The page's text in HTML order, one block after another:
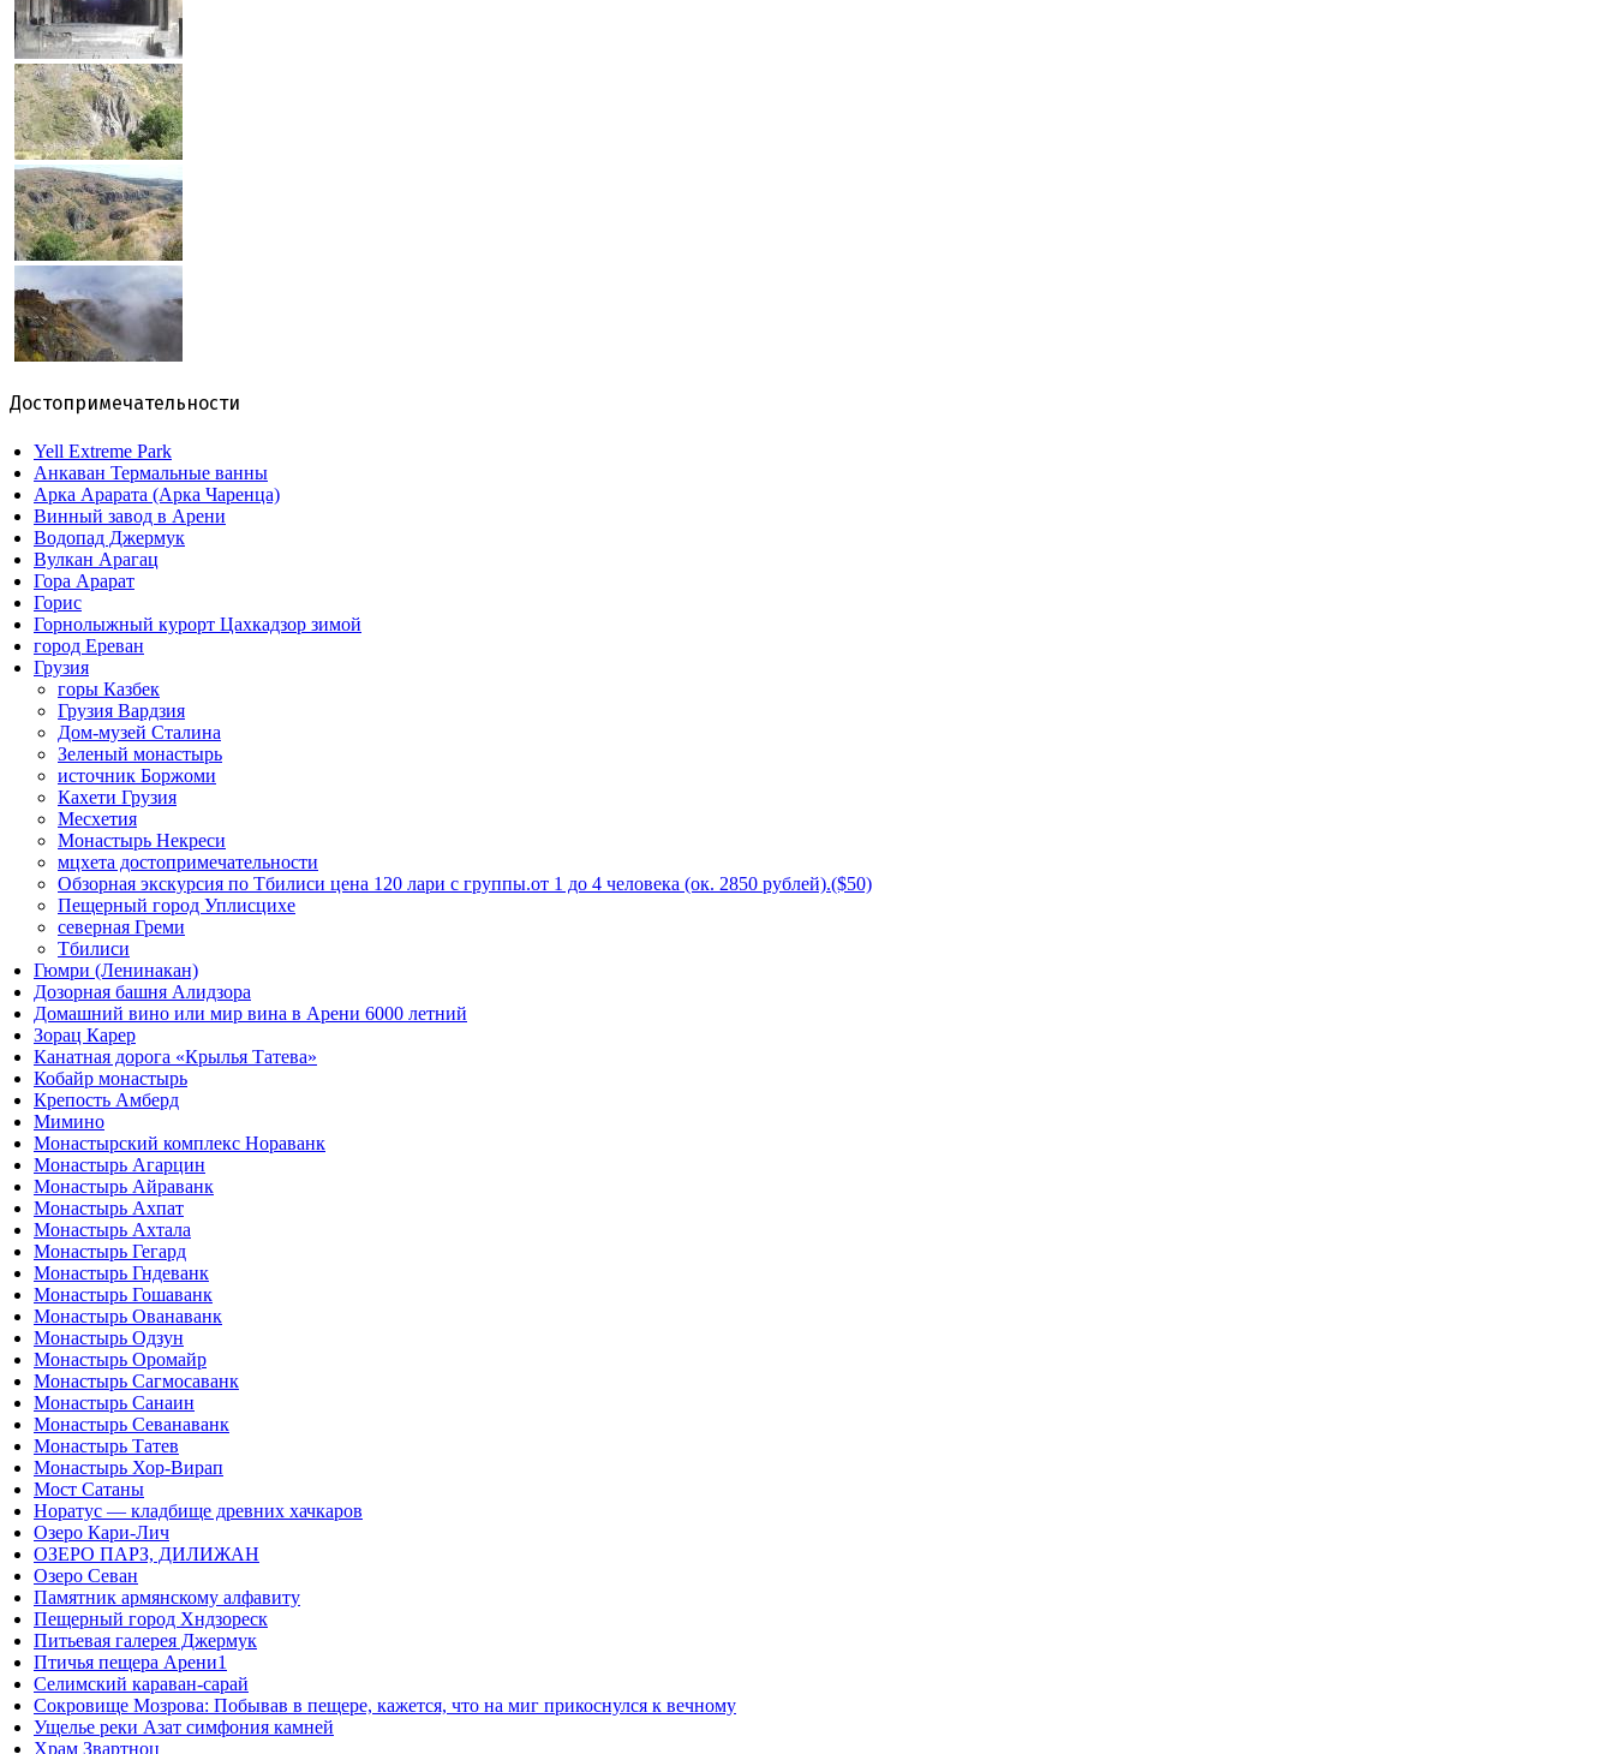
Достопримечательности
Yell Extreme Park
Анкаван Термальные ванны
Арка Арарата (Арка Чаренца)
Винный завод в Арени
Водопад Джермук
Вулкан Арагац
Гора Арарат
Горис
Горнолыжный курорт Цахкадзор зимой
город Ереван
Грузия
горы Казбек
Грузия Вардзия
Дом-музей Сталина
Зеленый монастырь
источник Боржоми
Кахети Грузия
Месхетия
Монастырь Некреси
мцхета достопримечательности
Обзорная экскурсия по Тбилиси цена 120 лари с группы.от 1 до 4 человека (ок. 2850 рублей).($50)
Пещерный город Уплисцихе
северная Греми
Тбилиси
Гюмри (Ленинакан)
Дозорная башня Алидзора
Домашний вино или мир вина в Арени 6000 летний
Зорац Карер
Канатная дорога «Крылья Татева»
Кобайр монастырь
Крепость Амберд
Мимино
Монастырский комплекс Нораванк
Монастырь Агарцин
Монастырь Айраванк
Монастырь Ахпат
Монастырь Ахтала
Монастырь Гегард
Монастырь Гндеванк
Монастырь Гошаванк
Монастырь Ованаванк
Монастырь Одзун
Монастырь Оромайр
Монастырь Сагмосаванк
Монастырь Санаин
Монастырь Севанаванк
Монастырь Татев
Монастырь Хор-Вирап
Мост Сатаны
Норатус — кладбище древних хачкаров
Озеро Кари-Лич
ОЗЕРО ПАРЗ, ДИЛИЖАН
Озеро Севан
Памятник армянскому алфавиту
Пещерный город Хндзореск
Питьевая галерея Джермук
Птичья пещера Арени1
Селимский караван-сарай
Сокровище Мозрова: Побывав в пещере, кажется, что на миг прикоснулся к вечному
Ущелье реки Азат симфония камней
Храм Звартноц